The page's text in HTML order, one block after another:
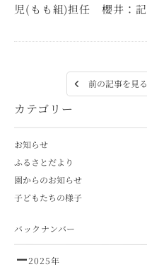
カテゴリー
お知らせ
ふるさとだより
園からのお知らせ
子どもたちの様子
バックナンバー
2025年
児(もも組)担任 櫻井：記
前の記事を見る